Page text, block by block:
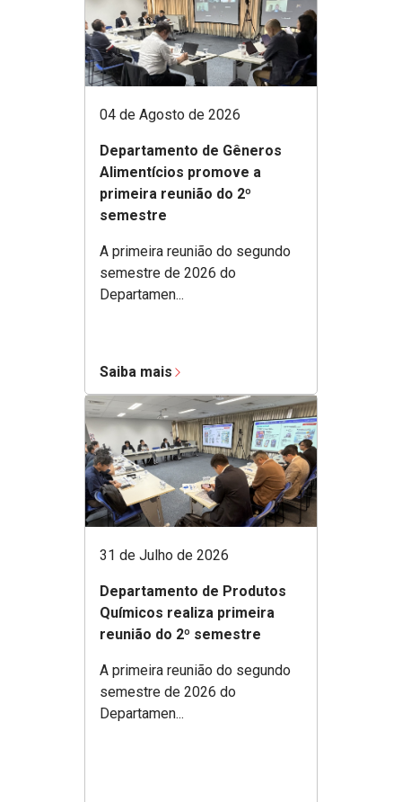
04 de Agosto de 2026
Departamento de Gêneros
Alimentícios promove a
primeira reunião do 2º
semestre
A primeira reunião do segundo
semestre de 2026 do
Departamen...
Saiba mais
31 de Julho de 2026
Departamento de Produtos
Químicos realiza primeira
reunião do 2º semestre
A primeira reunião do segundo
semestre de 2026 do
Departamen...